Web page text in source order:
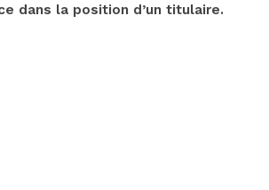
dans la position d’un titulaire.